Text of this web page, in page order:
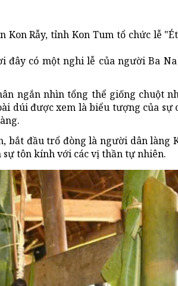
Rẫy, tỉnh Kon Tum tổ chức lễ
đây có một nghi lễ của người Ba
ngắn nhìn tổng thể giống chuột
dúi được xem là biểu tượng của sự
bắt đầu trổ đòng là người dân làng
sự tôn kính với các vị thần tự nhiên.